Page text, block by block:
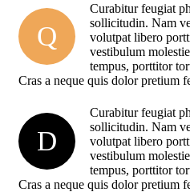
Q
Curabitur feugiat
sollicitudin. Nam
volutpat libero
vestibulum
tempus, porttitor
Cras a neque quis dolor pretium
D
Curabitur feugiat
sollicitudin. Nam
volutpat libero
vestibulum
tempus, porttitor
Cras a neque quis dolor pretium